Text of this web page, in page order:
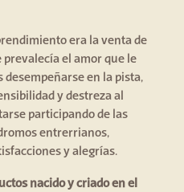
era la venta de
prevalecía el amor que le
en la pista,
y destreza al
participando de las
entrerrianos,
y alegrías.
nacido y criado en el